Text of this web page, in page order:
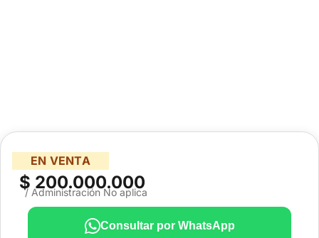
EN VENTA
$ 200.000.000
/ Administración No aplica
Consultar por WhatsApp